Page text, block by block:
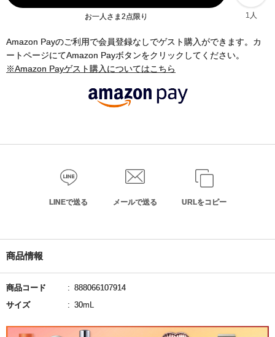
お一人さま2点限り 1人
Amazon Payのご利用で会員登録なしでゲスト購入ができます。カ
ートページにてAmazon Payボタンをクリックしてください。
※Amazon Payゲスト購入についてはこちら
LINEで送る メールで送る URLをコピー
商品情報
商品コード
888066107914
サイズ
30mL